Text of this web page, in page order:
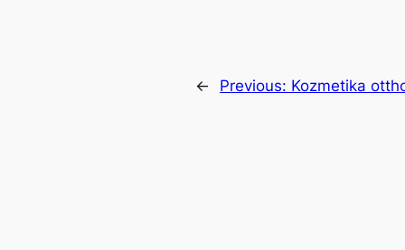
← Previous: Kozmetika